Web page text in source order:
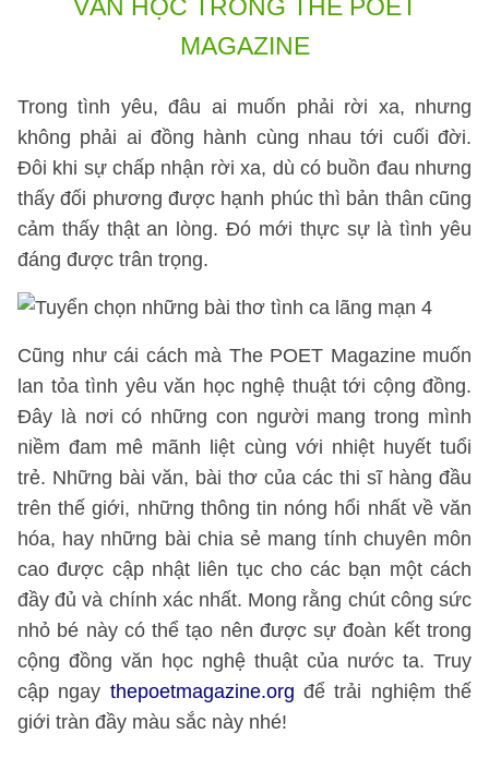
VĂN HỌC TRONG THE POET
MAGAZINE
Trong tình yêu, đâu ai muốn phải rời xa, nhưng
không phải ai đồng hành cùng nhau tới cuối đời.
Đôi khi sự chấp nhận rời xa, dù có buồn đau nhưng
thấy đối phương được hạnh phúc thì bản thân cũng
cảm thấy thật an lòng. Đó mới thực sự là tình yêu
đáng được trân trọng.
Cũng như cái cách mà The POET Magazine muốn
lan tỏa tình yêu văn học nghệ thuật tới cộng đồng.
Đây là nơi có những con người mang trong mình
niềm đam mê mãnh liệt cùng với nhiệt huyết tuổi
trẻ. Những bài văn, bài thơ của các thi sĩ hàng đầu
trên thế giới, những thông tin nóng hổi nhất về văn
hóa, hay những bài chia sẻ mang tính chuyên môn
cao được cập nhật liên tục cho các bạn một cách
đầy đủ và chính xác nhất. Mong rằng chút công sức
nhỏ bé này có thể tạo nên được sự đoàn kết trong
cộng đồng văn học nghệ thuật của nước ta. Truy
cập ngay thepoetmagazine.org để trải nghiệm thế
giới tràn đầy màu sắc này nhé!